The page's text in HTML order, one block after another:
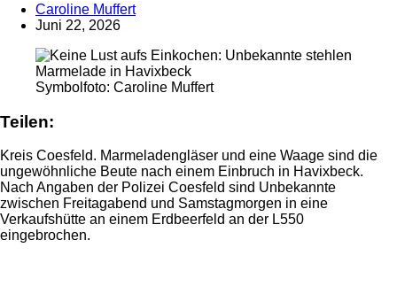
Caroline Muffert
Juni 22, 2026
Symbolfoto: Caroline Muffert
Teilen:
Kreis Coesfeld. Marmeladengläser und eine Waage sind die
ungewöhnliche Beute nach einem Einbruch in Havixbeck.
Nach Angaben der Polizei Coesfeld sind Unbekannte
zwischen Freitagabend und Samstagmorgen in eine
Verkaufshütte an einem Erdbeerfeld an der L550
eingebrochen.